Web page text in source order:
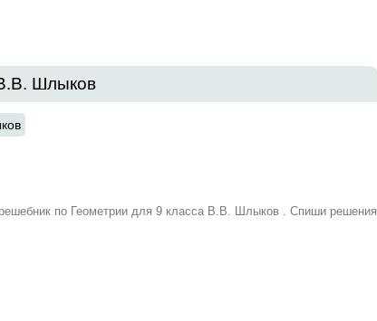
Шлыков
по Геометрии для 9 класса В.В. Шлыков . Спиши решения